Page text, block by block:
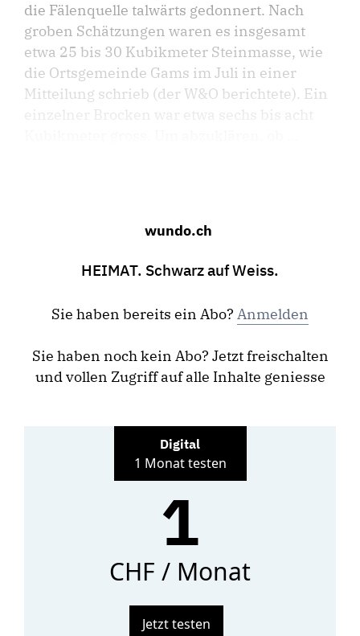
die Fälenquelle talwärts gedonnert. Nach
groben Schätzungen waren es insgesamt
etwa 25 bis 30 Kubikmeter Steinmasse, wie
die Ortsgemeinde Gams im Juli in einer
Mitteilung schrieb (der W&O berichtete). Ein
einzelner Brocken war etwa sechs bis acht
wundo.ch
HEIMAT. Schwarz auf Weiss.
Sie haben bereits ein Abo? Anmelden
Sie haben noch kein Abo? Jetzt freischalten
und vollen Zugriff auf alle Inhalte geniesse
Digital
1 Monat testen
1
CHF / Monat
Jetzt testen